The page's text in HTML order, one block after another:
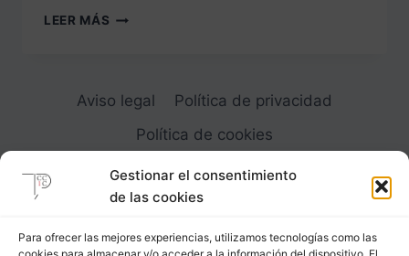
Gestionar el consentimiento
de las cookies
Para ofrecer las mejores experiencias, utilizamos tecnologías como las
LEER MÁS ALBA
Aviso legal
Política de privacidad
Política de cookies